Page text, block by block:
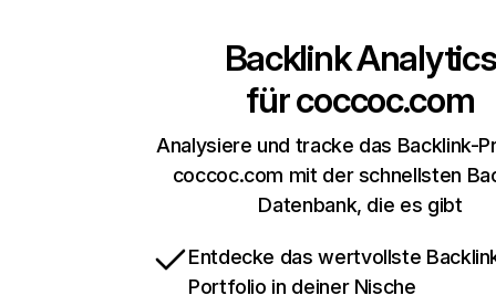
Backlink Analytics
fürcoccoc.com
Analysiere und tracke das Backlink-
coccoc.com mit der schnellsten
Datenbank, die es gibt
Entdecke das wertvollste
Portfolio in deiner Nische